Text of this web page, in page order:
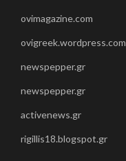
ovimagazine.com
ovigreek.wordpress.com
newspepper.gr
newspepper.gr
activenews.gr
rigillis18.blogspot.gr